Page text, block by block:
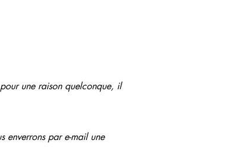
une raison quelconque, il
enverrons par e-mail une